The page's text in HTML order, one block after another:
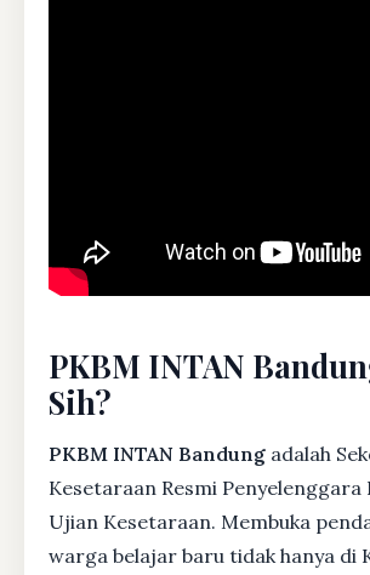
PKBM INTAN
Sih?
PKBM INTAN Bandung adalah
Kesetaraan Resmi Penyelenggara
Ujian Kesetaraan. Membuka
warga belajar baru tidak hanya di